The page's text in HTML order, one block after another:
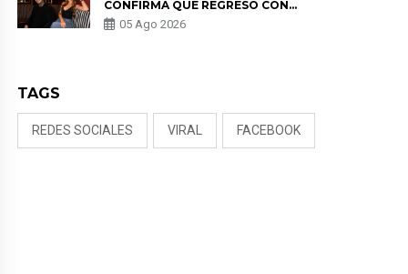
CONFIRMA QUE REGRESÓ CON
MILETT FIGUEROA: “EL AMOR
PUDO MÁS”
05 Ago 2026
TAGS
REDES SOCIALES VIRAL FACEBOOK